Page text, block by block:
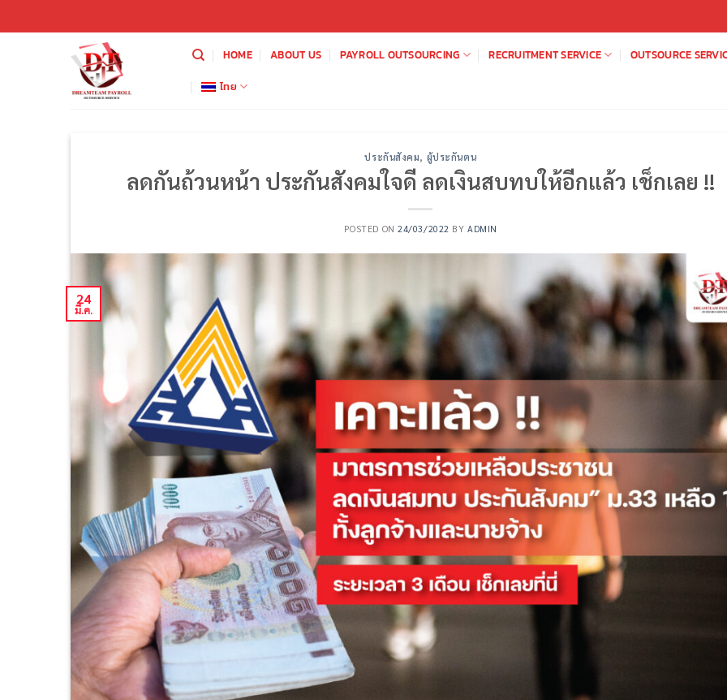
ไป
HOME ABOUT US PAYROLL OUTSOURCING RECRUITMENT SERVICE OUTSOURCE
ไทย
ประกันสังคม, ผู้ประกันตน
ลดกันถ้วนหน้า ประกันสังคมใจดี ลดเงินสบทบให้อีกแล้ว เช็กเลย !!
POSTED ON24/03/2022 BYADMIN
24
มี.ค.